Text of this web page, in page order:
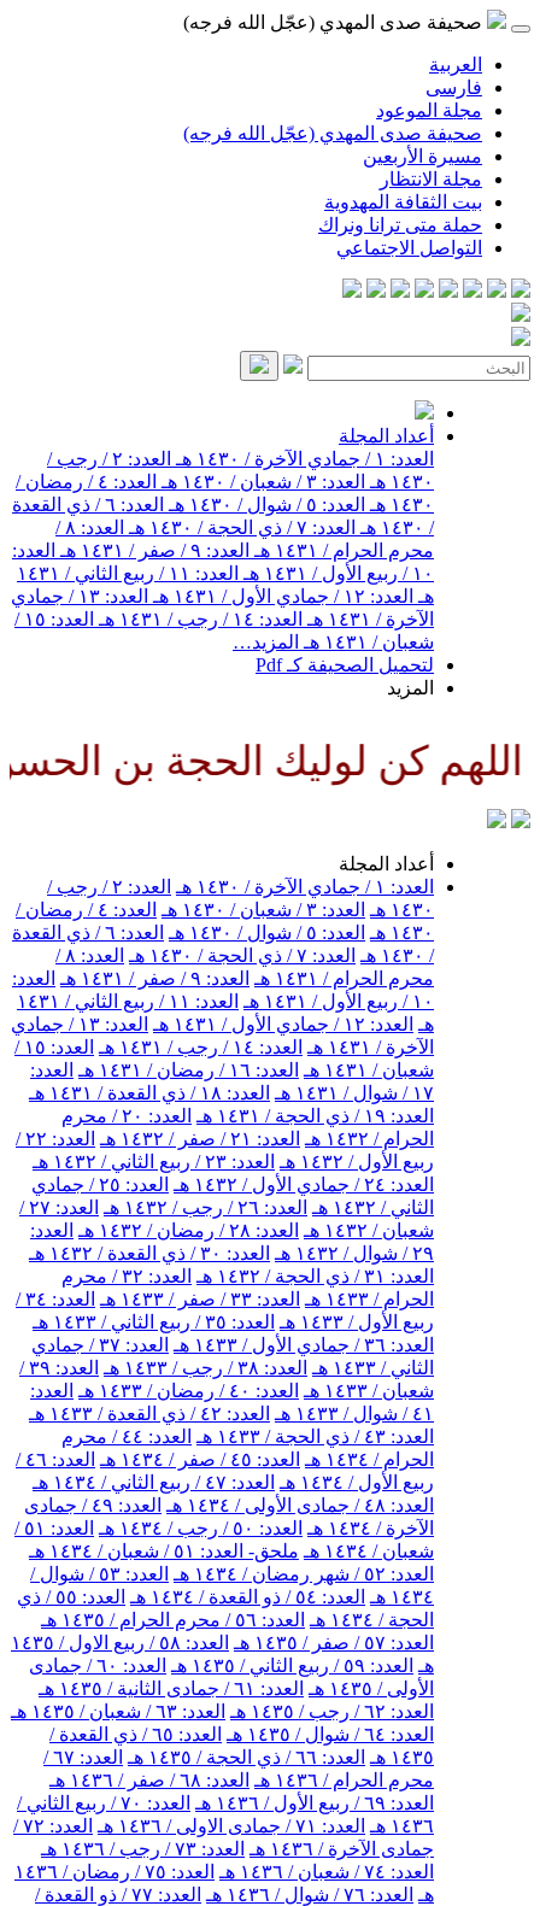
صحيفة صدى المهدي (عجّل الله فرجه)
العربية
فارسی
مجلة الموعود
صحيفة صدى المهدي (عجّل الله فرجه)
مسيرة الأربعين
مجلة الانتظار
بيت الثقافة المهدوية
حملة متى ترانا ونراك
التواصل الاجتماعي
أعداد المجلة
العدد: ١ / جمادي الآخرة / ١٤٣٠ هـ
العدد: ٢ / رجب /
١٤٣٠ هـ
العدد: ٣ / شعبان / ١٤٣٠ هـ
العدد: ٤ / رمضان /
١٤٣٠ هـ
العدد: ٥ / شوال / ١٤٣٠ هـ
العدد: ٦ / ذي القعدة
/ ١٤٣٠ هـ
العدد: ٧ / ذي الحجة / ١٤٣٠ هـ
العدد: ٨ /
محرم الحرام / ١٤٣١ هـ
العدد: ٩ / صفر / ١٤٣١ هـ
العدد:
١٠ / ربيع الأول / ١٤٣١ هـ
العدد: ١١ / ربيع الثاني / ١٤٣١
هـ العدد: ١٢ / جمادي الأول / ١٤٣١ هـ
العدد: ١٣ / جمادي
الآخرة / ١٤٣١ هـ
العدد: ١٤ / رجب / ١٤٣١ هـ
العدد: ١٥ /
شعبان / ١٤٣١ هـ
المزيد…
لتحميل الصحيفة كـ Pdf
المزيد
كن لوليك الحجة بن الحسن
أعداد المجلة
العدد: ١ / جمادي الآخرة / ١٤٣٠ هـ
العدد: ٢ / رجب /
١٤٣٠ هـ
العدد: ٣ / شعبان / ١٤٣٠ هـ
العدد: ٤ / رمضان /
١٤٣٠ هـ
العدد: ٥ / شوال / ١٤٣٠ هـ
العدد: ٦ / ذي القعدة
/ ١٤٣٠ هـ
العدد: ٧ / ذي الحجة / ١٤٣٠ هـ
العدد: ٨ /
محرم الحرام / ١٤٣١ هـ
العدد: ٩ / صفر / ١٤٣١ هـ
العدد:
١٠ / ربيع الأول / ١٤٣١ هـ
العدد: ١١ / ربيع الثاني / ١٤٣١
هـ العدد: ١٢ / جمادي الأول / ١٤٣١ هـ
العدد: ١٣ / جمادي
الآخرة / ١٤٣١ هـ
العدد: ١٤ / رجب / ١٤٣١ هـ
العدد: ١٥ /
شعبان / ١٤٣١ هـ
العدد: ١٦ / رمضان / ١٤٣١ هـ
العدد:
١٧ / شوال / ١٤٣١ هـ
العدد: ١٨ / ذي القعدة / ١٤٣١ هـ
العدد: ١٩ / ذي الحجة / ١٤٣١ هـ
العدد: ٢٠ / محرم
الحرام / ١٤٣٢ هـ
العدد: ٢١ / صفر / ١٤٣٢ هـ
العدد: ٢٢ /
ربيع الأول / ١٤٣٢ هـ
العدد: ٢٣ / ربيع الثاني / ١٤٣٢ هـ
العدد: ٢٤ / جمادي الأول / ١٤٣٢ هـ
العدد: ٢٥ / جمادي
الثاني / ١٤٣٢ هـ
العدد: ٢٦ / رجب / ١٤٣٢ هـ
العدد: ٢٧ /
شعبان / ١٤٣٢ هـ
العدد: ٢٨ / رمضان / ١٤٣٢ هـ
العدد:
٢٩ / شوال / ١٤٣٢ هـ
العدد: ٣٠ / ذي القعدة / ١٤٣٢ هـ
العدد: ٣١ / ذي الحجة / ١٤٣٢ هـ
العدد: ٣٢ / محرم
الحرام / ١٤٣٣ هـ
العدد: ٣٣ / صفر / ١٤٣٣ هـ
العدد: ٣٤ /
ربيع الأول / ١٤٣٣ هـ
العدد: ٣٥ / ربيع الثاني / ١٤٣٣ هـ
العدد: ٣٦ / جمادي الأول / ١٤٣٣ هـ
العدد: ٣٧ / جمادي
الثاني / ١٤٣٣ هـ
العدد: ٣٨ / رجب / ١٤٣٣ هـ
العدد: ٣٩ /
شعبان / ١٤٣٣ هـ
العدد: ٤٠ / رمضان / ١٤٣٣ هـ
العدد:
٤١ / شوال / ١٤٣٣ هـ
العدد: ٤٢ / ذي القعدة / ١٤٣٣ هـ
العدد: ٤٣ / ذي الحجة / ١٤٣٣ هـ
العدد: ٤٤ / محرم
الحرام / ١٤٣٤ هـ
العدد: ٤٥ / صفر / ١٤٣٤ هـ
العدد: ٤٦ /
ربيع الأول / ١٤٣٤ هـ
العدد: ٤٧ / ربيع الثاني / ١٤٣٤ هـ
العدد: ٤٨ / جمادى الأولى / ١٤٣٤ هـ
العدد: ٤٩ / جمادى
الآخرة / ١٤٣٤ هـ
العدد: ٥٠ / رجب / ١٤٣٤ هـ
العدد: ٥١ /
شعبان / ١٤٣٤ هـ
ملحق- العدد: ٥١ / شعبان / ١٤٣٤ هـ
العدد: ٥٢ / شهر رمضان / ١٤٣٤ هـ
العدد: ٥٣ / شوال /
١٤٣٤ هـ
العدد: ٥٤ / ذو القعدة / ١٤٣٤ هـ
العدد: ٥٥ / ذي
الحجة / ١٤٣٤ هـ
العدد: ٥٦ / محرم الحرام / ١٤٣٥ هـ
العدد: ٥٧ / صفر / ١٤٣٥ هـ
العدد: ٥٨ / ربيع الاول / ١٤٣٥
هـ العدد: ٥٩ / ربيع الثاني / ١٤٣٥ هـ
العدد: ٦٠ / جمادى
الأولى / ١٤٣٥ هـ
العدد: ٦١ / جمادى الثانية / ١٤٣٥ هـ
العدد: ٦٢ / رجب / ١٤٣٥ هـ
العدد: ٦٣ / شعبان / ١٤٣٥ هـ
العدد: ٦٤ / شوال / ١٤٣٥ هـ
العدد: ٦٥ / ذي القعدة /
١٤٣٥ هـ
العدد: ٦٦ / ذي الحجة / ١٤٣٥ هـ
العدد: ٦٧ /
محرم الحرام / ١٤٣٦ هـ
العدد: ٦٨ / صفر / ١٤٣٦ هـ
العدد: ٦٩ / ربيع الأول / ١٤٣٦ هـ
العدد: ٧٠ / ربيع الثاني /
١٤٣٦ هـ
العدد: ٧١ / جمادى الاولى / ١٤٣٦ هـ
العدد: ٧٢ /
جمادى الآخرة / ١٤٣٦ هـ
العدد: ٧٣ / رجب / ١٤٣٦ هـ
العدد: ٧٤ / شعبان / ١٤٣٦ هـ
العدد: ٧٥ / رمضان / ١٤٣٦
هـ العدد: ٧٦ / شوال / ١٤٣٦ هـ
العدد: ٧٧ / ذو القعدة /